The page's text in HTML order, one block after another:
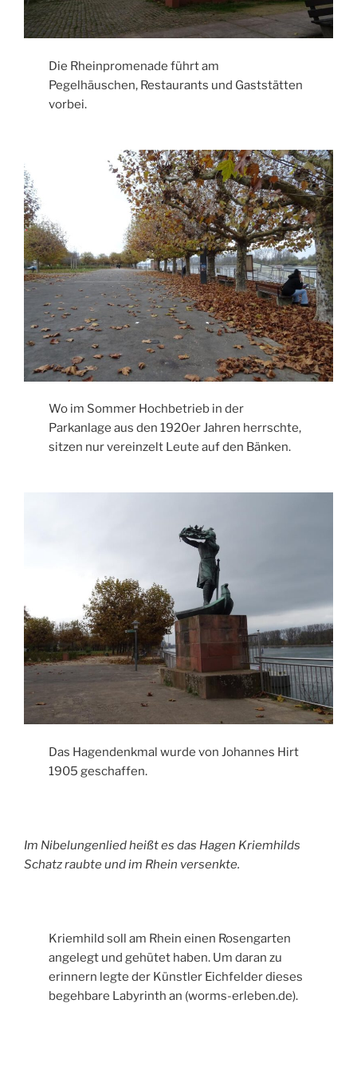
Die Rheinpromenade führt am
Pegelhäuschen, Restaurants und Gaststätten
vorbei.
Wo im Sommer Hochbetrieb in der
Parkanlage aus den 1920er Jahren herrschte,
sitzen nur vereinzelt Leute auf den Bänken.
Das Hagendenkmal wurde von Johannes Hirt
1905 geschaffen.
Im Nibelungenlied heißt es das Hagen Kriemhilds
Schatz raubte und im Rhein versenkte.
Kriemhild soll am Rhein einen Rosengarten
angelegt und gehütet haben. Um daran zu
erinnern legte der Künstler Eichfelder dieses
begehbare Labyrinth an (worms-erleben.de).